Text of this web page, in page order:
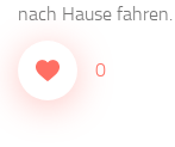
nach Hause
0